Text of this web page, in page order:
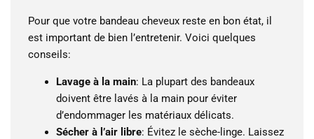
Pour que votre bandeau cheveux reste en bon état, il
est important de bien l’entretenir. Voici quelques
conseils:
Lavage à la main: La plupart des bandeaux
doivent être lavés à la main pour éviter
d’endommager les matériaux délicats.
Sécher à l’air libre: Évitez le sèche-linge. Laissez